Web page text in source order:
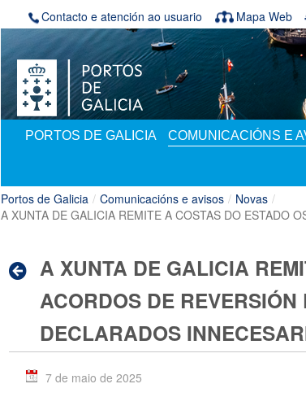
Contacto e atención ao usuario Mapa Web
PORTOS DE GALICIA COMUNICACIÓNS E
Portos de Galicia / Comunicacións e avisos / Novas /
A XUNTA DE GALICIA REMITE A COSTAS DO ESTADO
A XUNTA DE GALICIA
ACORDOS DE
DECLARADOS
7 de maio de 2025